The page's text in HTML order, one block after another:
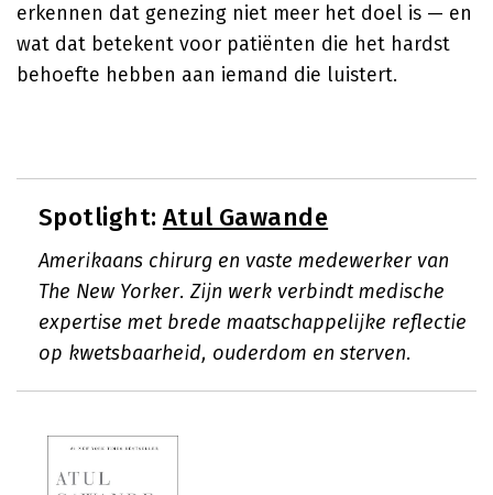
erkennen dat genezing niet meer het doel is — en
wat dat betekent voor patiënten die het hardst
behoefte hebben aan iemand die luistert.
Spotlight: Atul Gawande
Amerikaans chirurg en vaste medewerker van
The New Yorker. Zijn werk verbindt medische
expertise met brede maatschappelijke reflectie
op kwetsbaarheid, ouderdom en sterven.